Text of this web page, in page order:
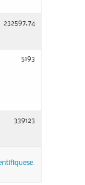
232597,74
5193
339123